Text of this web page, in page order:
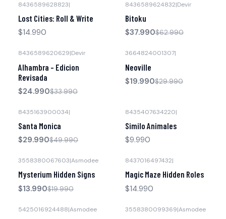
8436589628823|
Lost Cities: Roll & Write
$14.990
8436589624832|Devir
Bitoku
$37.990$62.990
8436589620629|Devir
Alhambra - Edicion
Revisada
$24.990$33.990
3664824001307|
Neoville
$19.990$29.990
8435163900034|
Santa Monica
$29.990$49.990
8435407634220|
Similo Animales
$9.990
3558380067603|Asmodee
Mysterium Hidden Signs
$13.990$19.990
8437016497432|
Magic Maze Hidden Roles
$14.990
5425016924488|Asmodee 3558380099369|Asmodee